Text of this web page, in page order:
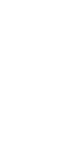
Niemand zal
geëerd
omdat een
geschrift of in
apostel zegt:
voortkomt,
:
heeft